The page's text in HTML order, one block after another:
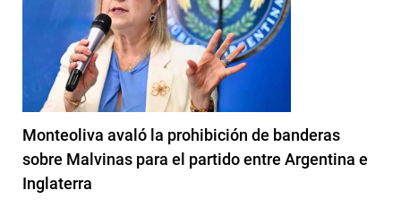
Monteoliva avaló la prohibición de banderas
sobre Malvinas para el partido entre Argentina e
Inglaterra